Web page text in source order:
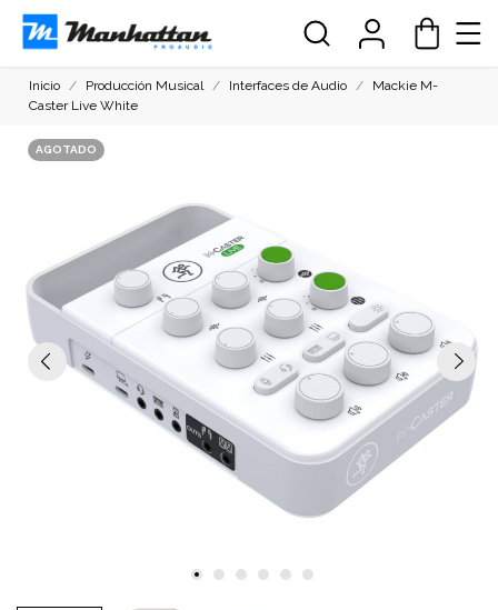
Inicio Producción Musical Interfaces de Audio
Mackie M-
Caster Live White
AGOTADO